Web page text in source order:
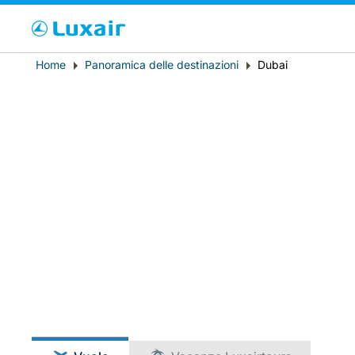
Paese di residenza
Breadcrumb
Home Panoramica delle destinazioni Dubai